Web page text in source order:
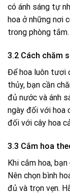
có ánh sáng tự
hoa ở những nơi
trong phòng tắm.
3.2 Cách chăm
Để hoa luôn tươi
thủy, bạn cần
đủ nước và ánh
ngày đối với hoa
đối với cây hoa
3.3 Cắm hoa
Khi cắm hoa,
Nên chọn bình
đủ và trọn vẹn.